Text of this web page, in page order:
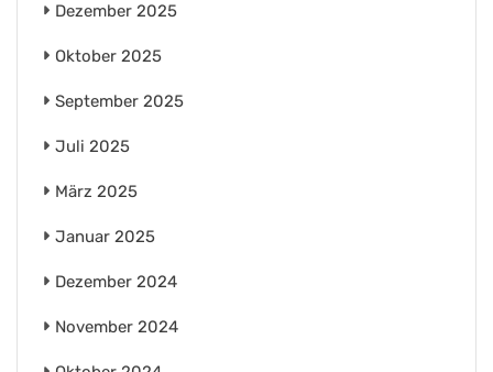
Dezember 2025
Oktober 2025
September 2025
Juli 2025
März 2025
Januar 2025
Dezember 2024
November 2024